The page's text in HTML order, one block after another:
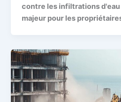
contre les infiltrations
majeur pour les